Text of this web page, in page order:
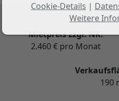
Mietpreis zzgl. NK:
2.460 € pro Monat
190
Cookie-Details |
Weitere